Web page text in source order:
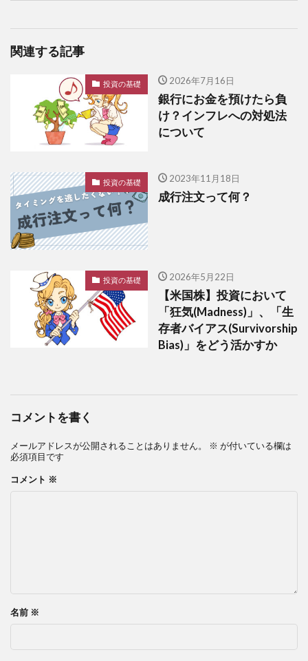
関連する記事
投資の基礎 2026年7月16日
銀行にお金を預けたら負
け？インフレへの対処法
について
投資の基礎 2023年11月18日
成行注文って何？
投資の基礎 2026年5月22日
【米国株】投資において
「狂気(Madness)」、「生
存者バイアス(Survivorship
Bias)」をどう活かすか
コメントを書く
メールアドレスが公開されることはありません。 ※ が付いている欄は
必須項目です
コメント ※
名前 ※